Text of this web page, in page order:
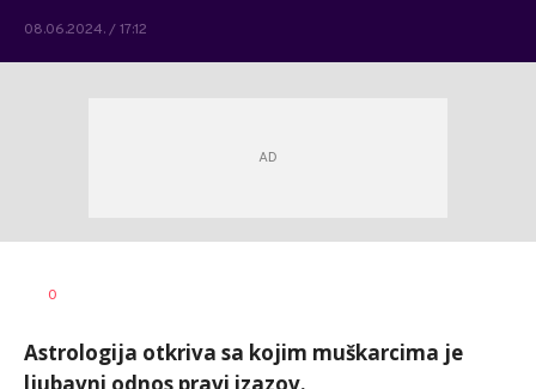
08.06.2024. / 17:12
AUTOR
0
Astrologija otkriva sa kojim muškarcima je